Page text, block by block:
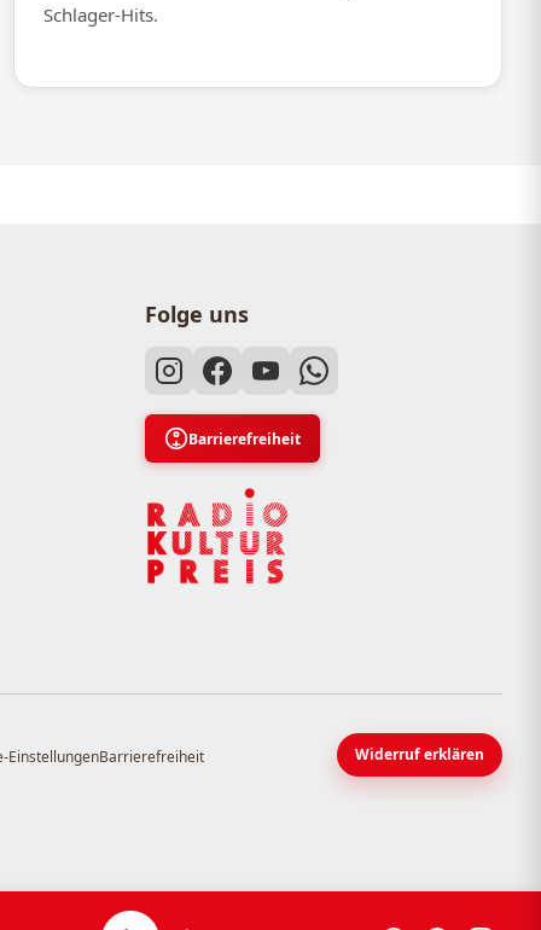
Schlager-Hits.
Folge uns
Barrierefreiheit
EinstellungenBarrierefreiheit Widerruf erklären